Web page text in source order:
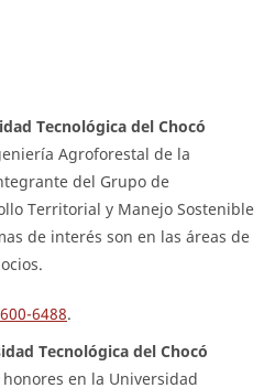
Tecnológica del Chocó
Agroforestal de la
del Grupo de
Territorial y Manejo Sostenible
de interés son en las áreas de
6488.
Tecnológica del Chocó
en la Universidad